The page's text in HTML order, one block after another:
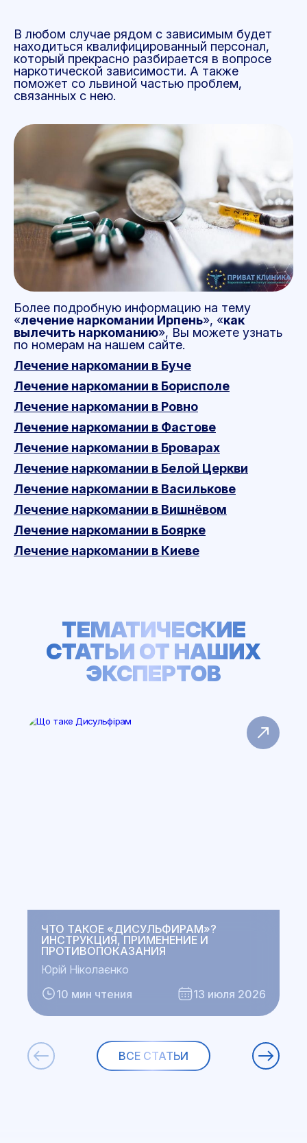
В любом случае рядом с зависимым будет
находиться квалифицированный персонал,
который прекрасно разбирается в вопросе
наркотической зависимости. А также
поможет со львиной частью проблем,
связанных с нею.
Более подробную информацию на тему
«лечение наркомании Ирпень», «как
вылечить наркоманию», Вы можете узнать
по номерам на нашем сайте.
Лечение наркомании в Буче
Лечение наркомании в Борисполе
Лечение наркомании в Ровно
Лечение наркомании в Фастове
Лечение наркомании в Броварах
Лечение наркомании в Белой Церкви
Лечение наркомании в Василькове
Лечение наркомании в Вишнёвом
Лечение наркомании в Боярке
Лечение наркомании в Киеве
ТЕМАТИЧЕСКИЕ
СТАТЬИ ОТ НАШИХ
ЭКСПЕРТОВ
ЧТО ТАКОЕ «ДИСУЛЬФИРАМ»?
ИНСТРУКЦИЯ, ПРИМЕНЕНИЕ И
ПРОТИВОПОКАЗАНИЯ
Юрій Ніколаєнко
10 мин чтения
13 июля 2026
ВСЕ СТАТЬИ